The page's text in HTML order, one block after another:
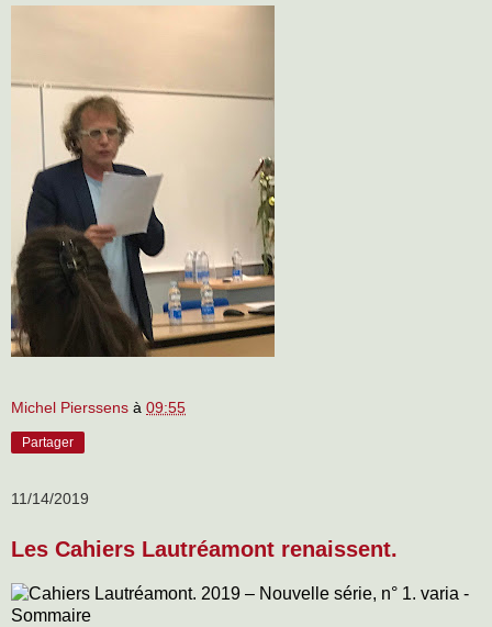
Michel Pierssens à 09:55
Partager
11/14/2019
Les Cahiers Lautréamont renaissent.